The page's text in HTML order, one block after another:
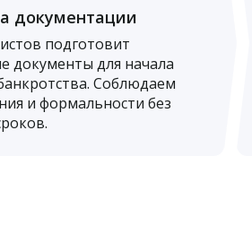
документации
подготовит
документы для начала
Соблюдаем
и формальности без